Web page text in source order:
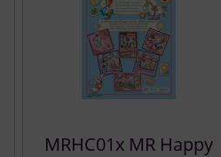
MRHC01x MR Happy